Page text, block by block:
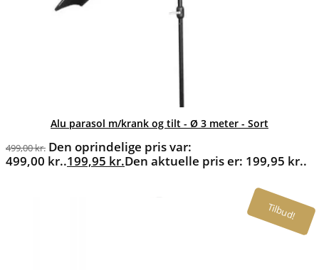
Alu parasol m/krank og tilt - Ø 3 meter - Sort
499,00kr. Den oprindelige pris var:
499,00 kr..199,95 kr.Den aktuelle pris er: 199,95 kr..
Tilbud!